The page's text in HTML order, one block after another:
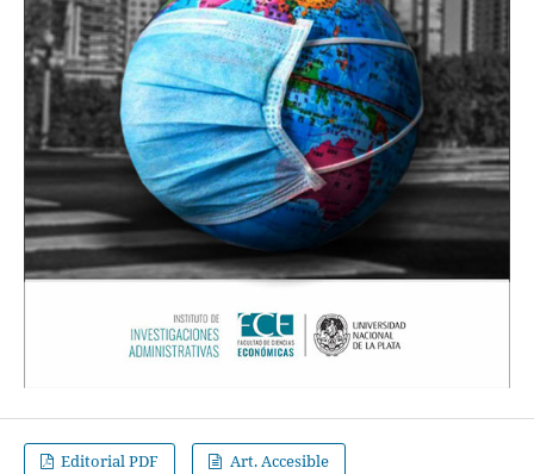
Editorial PDF Art. Accesible